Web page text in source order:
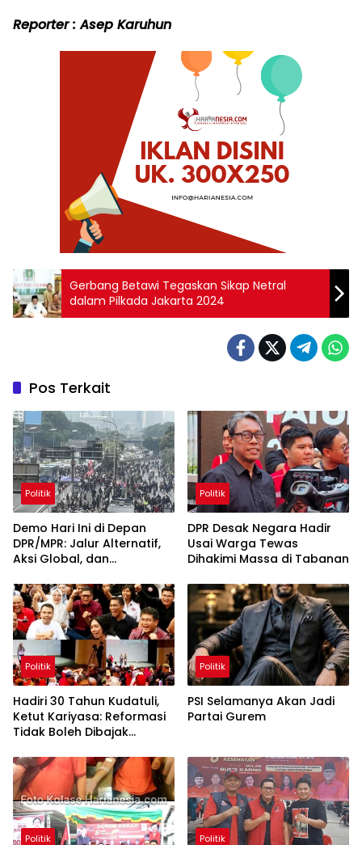
Reporter : Asep Karuhun
Gerbang Betawi Tegaskan Sikap Netral
dalam Pilkada Jakarta 2024
Pos Terkait
Politik
Demo Hari Ini di Depan
DPR/MPR: Jalur Alternatif,
Aksi Global, dan
Agustus 2026
Politik
DPR Desak Negara Hadir
Usai Warga Tewas
Dihakimi Massa di Tabanan
Politik
Hadiri 30 Tahun Kudatuli,
Ketut Kariyasa: Reformasi
Tidak Boleh Dibajak
Politik
PSI Selamanya Akan Jadi
Partai Gurem
Politik Politik